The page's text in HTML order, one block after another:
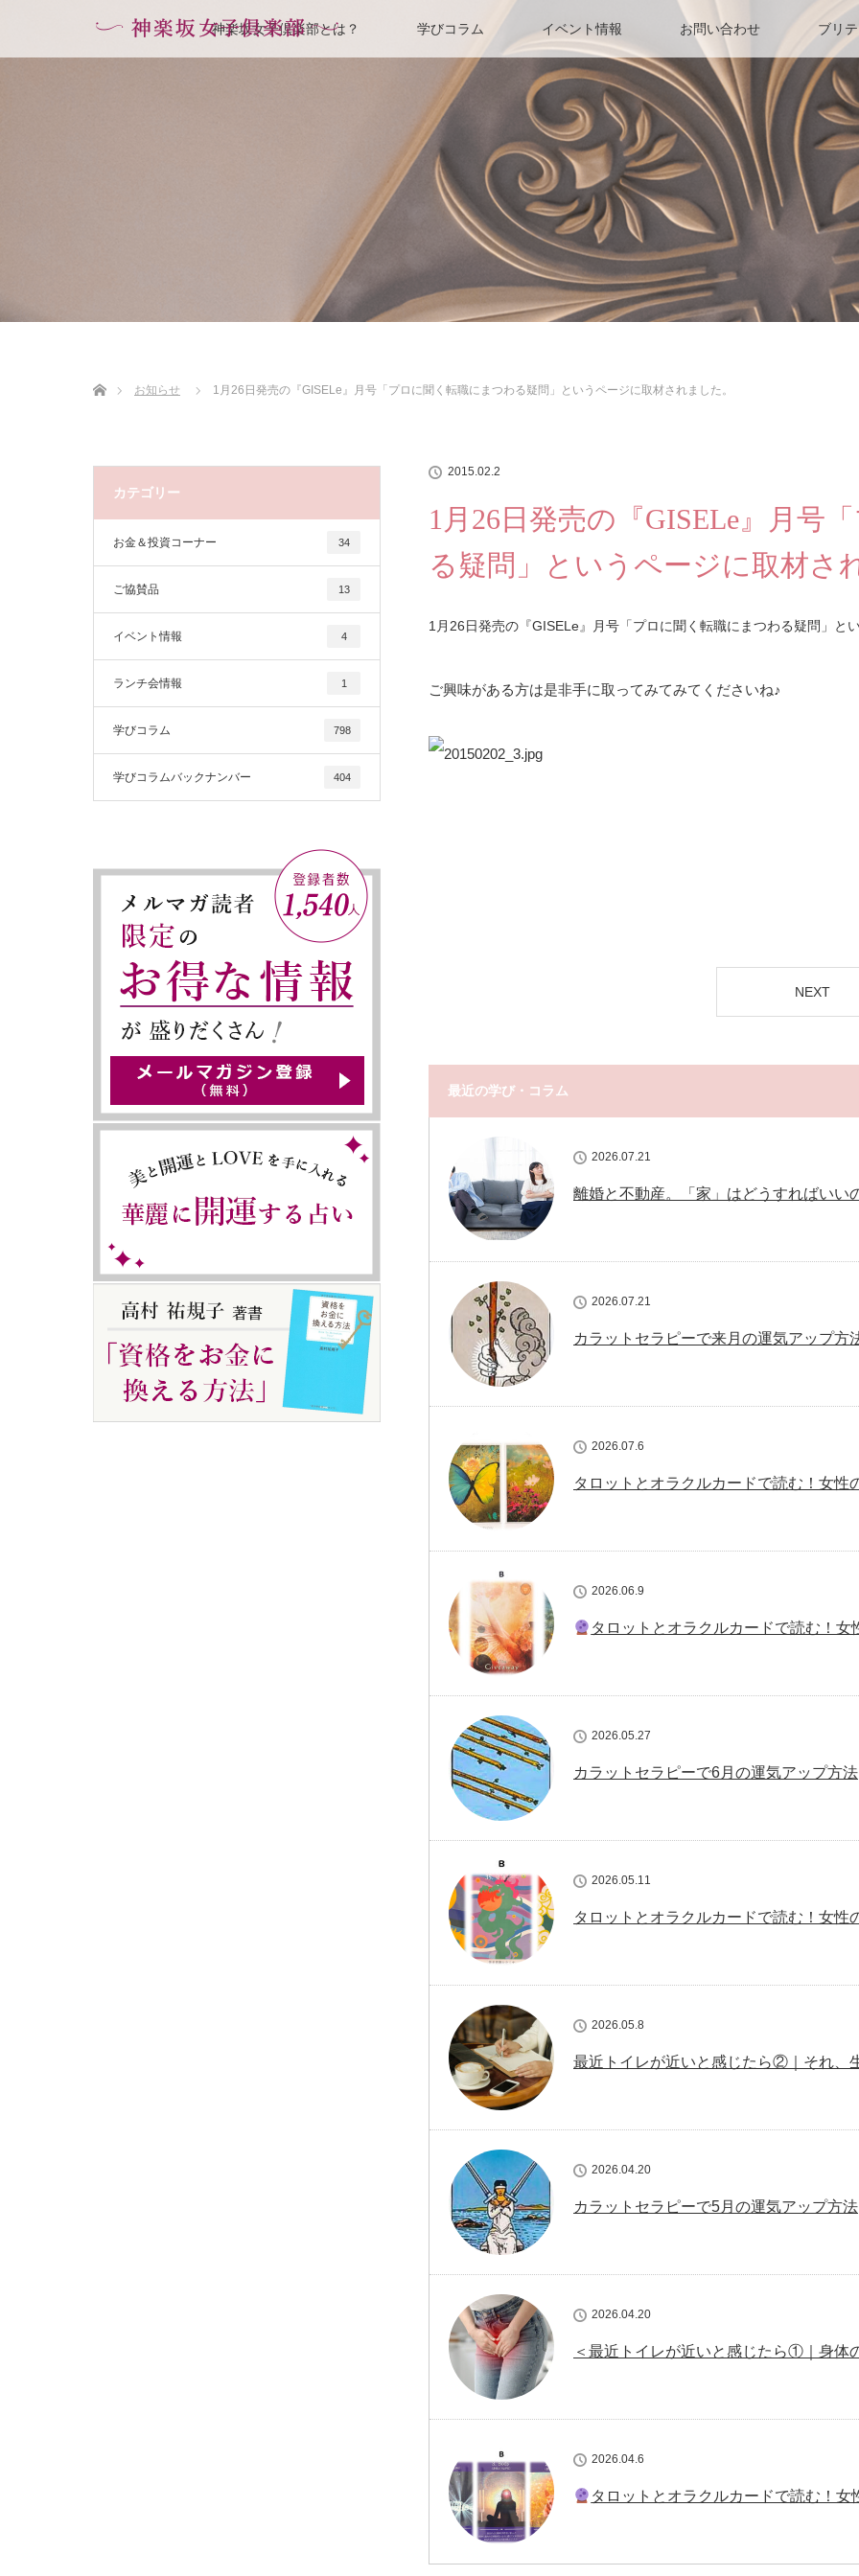
神楽坂女子倶楽部とは？ 学びコラム イベント情報 お問い合わせ ブリ
お知らせ
1月26日発売の『GISELe』月号「プロに聞く転職にまつわる疑問」というページに取材されました。
2015.02.2
1月26日発売の『GISELe』月号
る疑問」というページに取材さ
1月26日発売の『GISELe』月号「プロに聞く転職にまつわる疑問」と
ご興味がある方は是非手に取ってみてみてくださいね♪
NEXT
最近の学び・コラム
2026.07.21
離婚と不動産。「家」はどうすればいい
2026.07.21
カラットセラピーで来月の運気アップ方
2026.07.6
タロットとオラクルカードで読む！女
2026.06.9
タロットとオラクルカードで読む！
2026.05.27
カラットセラピーで6月の運気アップ方法
2026.05.11
タロットとオラクルカードで読む！女
2026.05.8
最近トイレが近いと感じたら②｜それ、
2026.04.20
カラットセラピーで5月の運気アップ方法
2026.04.20
＜最近トイレが近いと感じたら①｜身体
2026.04.6
タロットとオラクルカードで読む！
カテゴリー
お金＆投資コーナー 34
ご協賛品 13
イベント情報 4
ランチ会情報 1
学びコラム 798
学びコラムバックナンバー 404